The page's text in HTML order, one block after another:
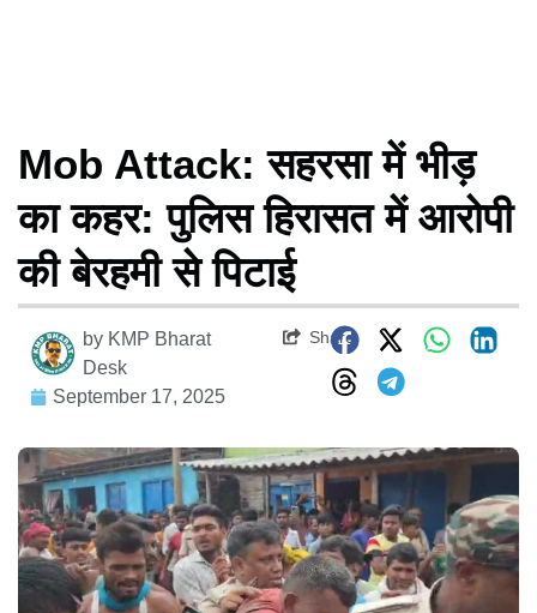
Mob Attack: सहरसा में भीड़
का कहर: पुलिस हिरासत में आरोपी
की बेरहमी से पिटाई
by KMP Bharat
Desk
September 17, 2025
Share